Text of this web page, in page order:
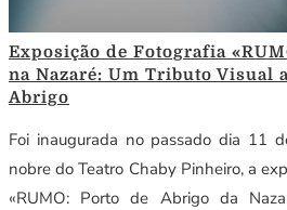
Exposição de Fotografia
na Nazaré: Um Tributo Visual
Abrigo
Foi inaugurada no passado dia 11
nobre do Teatro Chaby Pinheiro, a
«RUMO: Porto de Abrigo da